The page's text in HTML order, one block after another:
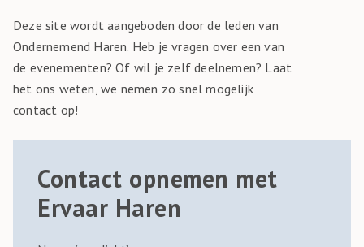
Deze site wordt aangeboden door de leden van
Ondernemend Haren. Heb je vragen over een van
de evenementen? Of wil je zelf deelnemen? Laat
het ons weten, we nemen zo snel mogelijk
contact op!
Contact opnemen met
Ervaar Haren